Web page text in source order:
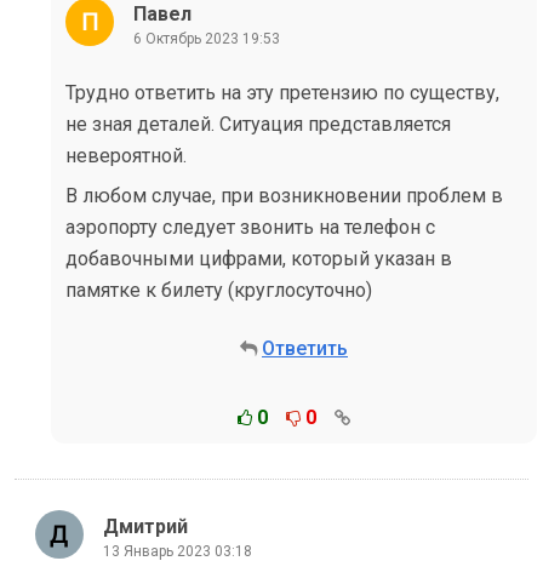
Павел
6 Октябрь 2023 19:53
Трудно ответить на эту претензию по существу,
не зная деталей. Ситуация представляется
невероятной.
В любом случае, при возникновении проблем в
аэропорту следует звонить на телефон с
добавочными цифрами, который указан в
памятке к билету (круглосуточно)
Ответить
0 0
Дмитрий
13 Январь 2023 03:18